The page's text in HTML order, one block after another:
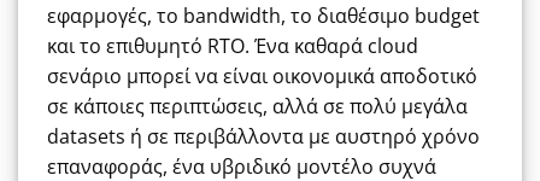
εφαρμογές, το bandwidth, το διαθέσιμο budget
και το επιθυμητό RTO. Ένα καθαρά cloud
σενάριο μπορεί να είναι οικονομικά αποδοτικό
σε κάποιες περιπτώσεις, αλλά σε πολύ μεγάλα
datasets ή σε περιβάλλοντα με αυστηρό χρόνο
επαναφοράς, ένα υβριδικό μοντέλο συχνά